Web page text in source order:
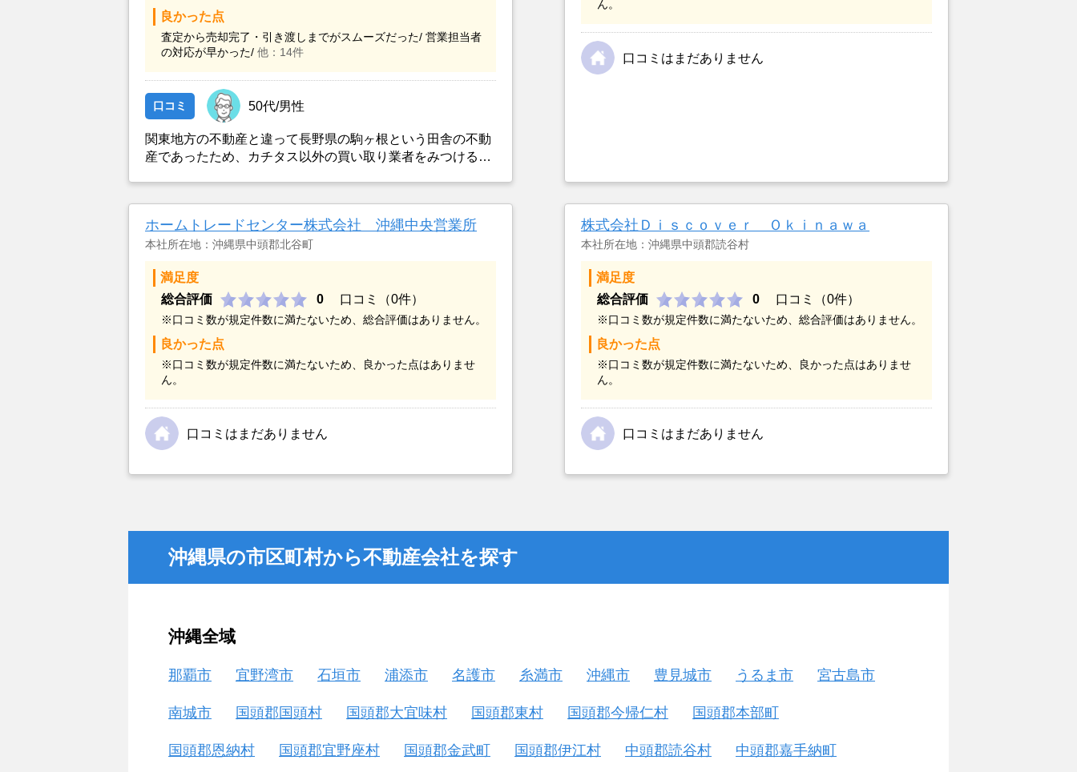
良かった点
査定から売却完了・引き渡しまでがスムーズだった/ 営業担当者
の対応が早かった/ 他：14件
口コミ 50代/男性
関東地方の不動産と違って長野県の駒ヶ根という田舎の不動
産であったため、カチタス以外の買い取り業者をみつけるこ
ん。
口コミはまだありません
ホームトレードセンター株式会社 沖縄中央営業所
本社所在地：沖縄県中頭郡北谷町
満足度
総合評価
0 口コミ（0件）
※口コミ数が規定件数に満たないため、総合評価はありません。
良かった点
※口コミ数が規定件数に満たないため、良かった点はありませ
ん。
口コミはまだありません
株式会社Ｄｉｓｃｏｖｅｒ Ｏｋｉｎａｗａ
本社所在地：沖縄県中頭郡読谷村
満足度
総合評価
0 口コミ（0件）
※口コミ数が規定件数に満たないため、総合評価はありません。
良かった点
※口コミ数が規定件数に満たないため、良かった点はありませ
ん。
口コミはまだありません
沖縄県の市区町村から不動産会社を探す
沖縄全域
那覇市 宜野湾市 石垣市 浦添市 名護市 糸満市 沖縄市 豊見城市 うるま市 宮古島市
南城市 国頭郡国頭村 国頭郡大宜味村 国頭郡東村 国頭郡今帰仁村 国頭郡本部町
国頭郡恩納村 国頭郡宜野座村 国頭郡金武町 国頭郡伊江村 中頭郡読谷村 中頭郡嘉手納町